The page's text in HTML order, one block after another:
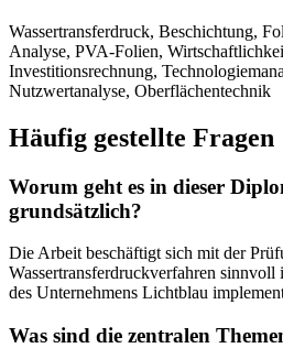
Wassertransferdruck, Beschichtung,
Analyse, PVA-Folien,
Investitionsrechnung,
Nutzwertanalyse, Oberflächentechnik
Häufig gestellte Fragen
Worum geht es in dieser
grundsätzlich?
Die Arbeit beschäftigt sich mit der
Wassertransferdruckverfahren sinnvoll
des Unternehmens Lichtblau
Was sind die zentralen